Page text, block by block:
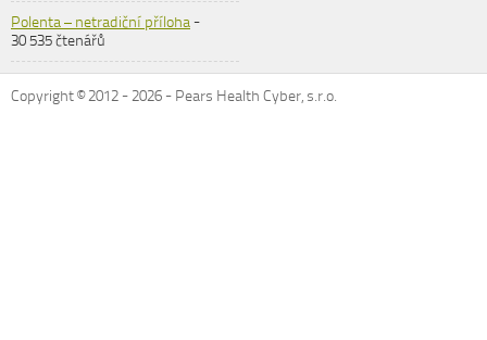
Polenta – netradiční příloha-
30 535 čtenářů
Copyright © 2012 -2026 - Pears Health Cyber, s.r.o.